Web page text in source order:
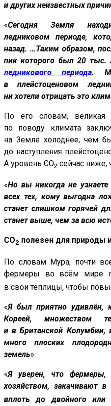
и других неизвестных
«Сегодня Земля
ледниковом периоде,
назад. …Таким образом,
пик которого был 20 тыс.
ледникового периода.
в плейстоценовом
ни хотели отрицать это
По его словам, великая
по поводу климата
на Земле холоднее, чем
до наступления
А уровень CO2 сейчас ниже,
«Но вы никогда не узнаете
всех тех, кому выгодна
станет слишком горячей
станет выше, чем за всю
CO2 полезен для природы
По словам Мура, почти
фермеры во всём мире
в свои теплицы, чтобы
«Я был приятно удивлён,
Кореей, множеством
и в Британской Колумбии,
много плоских
земель».
«Я уверен, что фермеры,
хозяйством, закачивают
вплоть до двойного или